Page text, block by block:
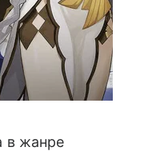
в жанре